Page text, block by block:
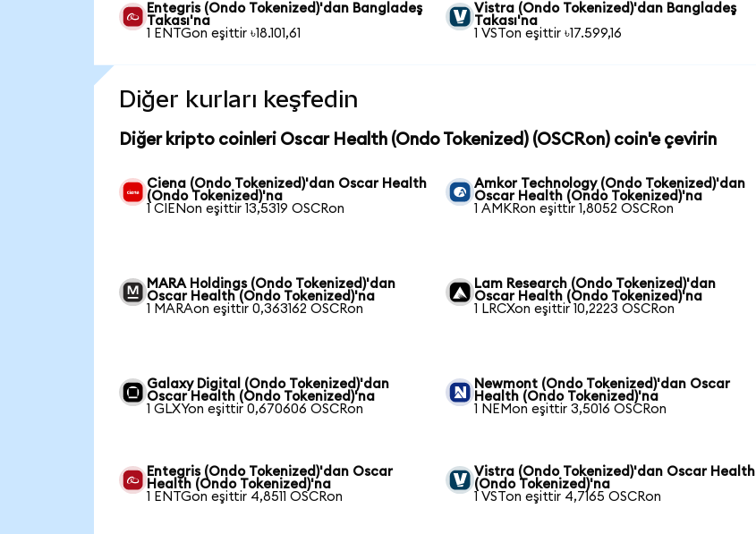
Entegris (Ondo Tokenized)'dan Bangladeş
Takası'na
1 ENTGon eşittir ৳18.101,61
Vistra (Ondo Tokenized)'dan Bangladeş
Takası'na
1 VSTon eşittir ৳17.599,16
Diğer kurları keşfedin
Diğer kripto coinleri Oscar Health (Ondo Tokenized) (OSCRon) coin'e çevirin
Ciena (Ondo Tokenized)'dan Oscar Health
(Ondo Tokenized)'na
1 CIENon eşittir 13,5319 OSCRon
Amkor Technology (Ondo Tokenized)'dan
Oscar Health (Ondo Tokenized)'na
1 AMKRon eşittir 1,8052 OSCRon
MARA Holdings (Ondo Tokenized)'dan
Oscar Health (Ondo Tokenized)'na
1 MARAon eşittir 0,363162 OSCRon
Lam Research (Ondo Tokenized)'dan
Oscar Health (Ondo Tokenized)'na
1 LRCXon eşittir 10,2223 OSCRon
Galaxy Digital (Ondo Tokenized)'dan
Oscar Health (Ondo Tokenized)'na
1 GLXYon eşittir 0,670606 OSCRon
Newmont (Ondo Tokenized)'dan Oscar
Health (Ondo Tokenized)'na
1 NEMon eşittir 3,5016 OSCRon
Entegris (Ondo Tokenized)'dan Oscar
Health (Ondo Tokenized)'na
1 ENTGon eşittir 4,8511 OSCRon
Vistra (Ondo Tokenized)'dan Oscar Health
(Ondo Tokenized)'na
1 VSTon eşittir 4,7165 OSCRon